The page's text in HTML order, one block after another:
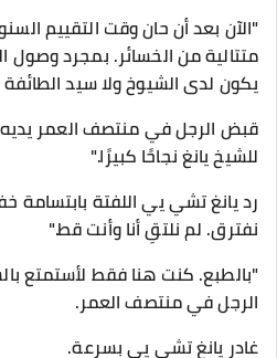
متتالية من الخسائر. بمجرد وصول
يكون لدى الشيوخ ولا سيد
قبض الرجل في منتصف العمر يديه
للشيخ يانغ نجاحًا كبيرًا."
رد يانغ تشي يي اللفتة بابتسامة
نفترق. لم نلتقِ أنا وأنت قط."
"بالطبع. كنت هنا فقط لأستمتع
الرجل في منتصف العمر.
غادر يانغ تشي يي بسرعة.